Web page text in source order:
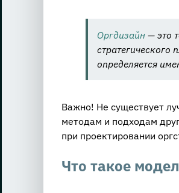
Оргдизайн— это
стратегического
определяется
Важно! Не существует
методам и подходам
при проектировании
Что такое